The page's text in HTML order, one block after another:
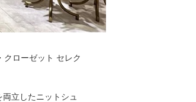
クローゼット セレク
立したニットシュ